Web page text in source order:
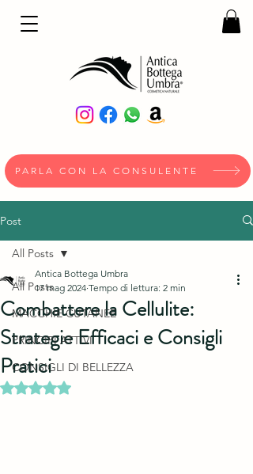
PARLA CON LA CONSULENTE
Post
All Posts
MACCHIE CUTANEE
PRINCIPI ATTIVI
CONSIGLI DI BELLEZZA
All Posts
Combattere la Cellulite:
Strategie Efficaci e Consigli
Pratici
Antica Bottega Umbra
17 mag 2024 Tempo di lettura: 2 min
Valutazione NaN stelle su 5.